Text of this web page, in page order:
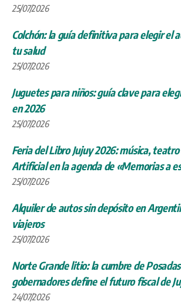
25/07/2026
Colchón: la guía definitiva para elegir el
tu salud
25/07/2026
Juguetes para niños: guía clave para
en 2026
25/07/2026
Feria del Libro Jujuy 2026: música,
Artificial en la agenda de «Memorias a
25/07/2026
Alquiler de autos sin depósito en
viajeros
25/07/2026
Norte Grande litio: la cumbre de
gobernadores define el futuro fiscal de
24/07/2026